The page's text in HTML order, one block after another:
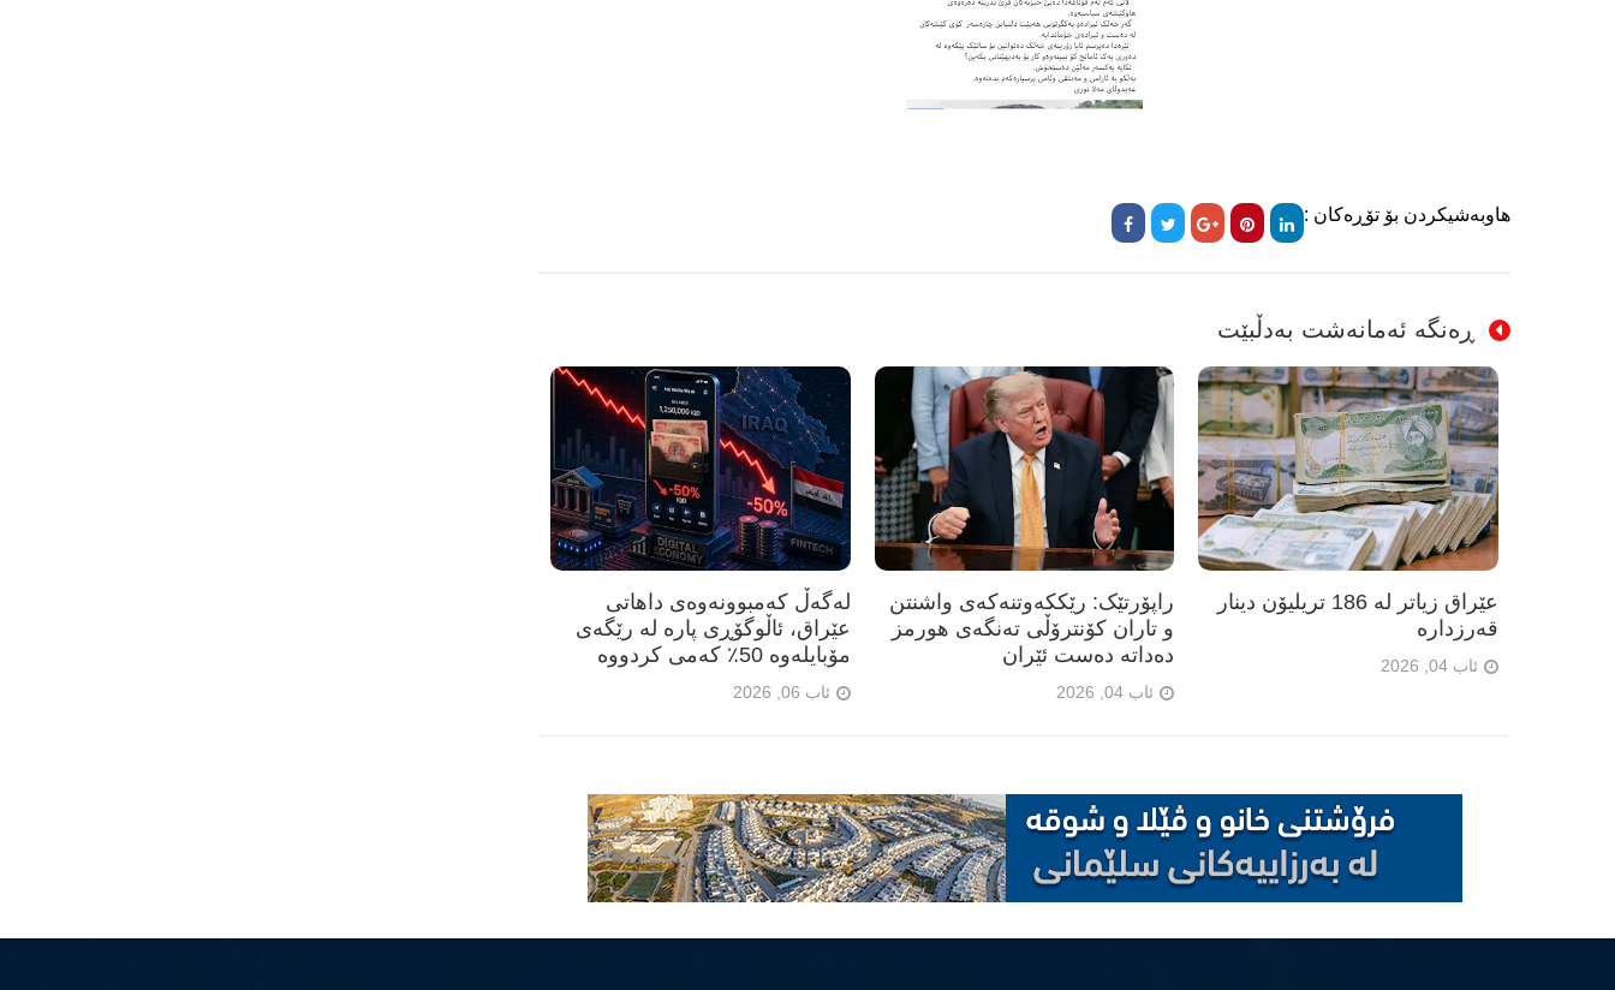
هاوبەشیکردن بۆ تۆڕەکان :
ڕەنگە ئەمانەشت بەدڵبێت
لەگەڵ کەمبوونەوەی داهاتی
عێراق، ئاڵوگۆڕی پارە لە رێگەی
مۆبایلەوە 50٪ کەمی کردووە
ئاب 06, 2026
راپۆرتێک: رێککەوتنەکەی واشنتن
و تاران کۆنترۆڵی تەنگەی هورمز
دەداتە دەست ئێران
ئاب 04, 2026
عێراق زیاتر لە 186 تریلیۆن دینار
قەرزدارە
ئاب 04, 2026